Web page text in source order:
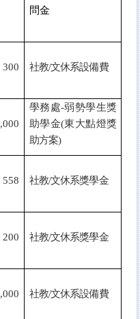
問金
300 社教/文休系設備費
學務處-弱勢學生獎
助學金(東大點燈獎
助方案)
558 社教/文休系獎學金
200 社教/文休系獎學金
社教/文休系設備費